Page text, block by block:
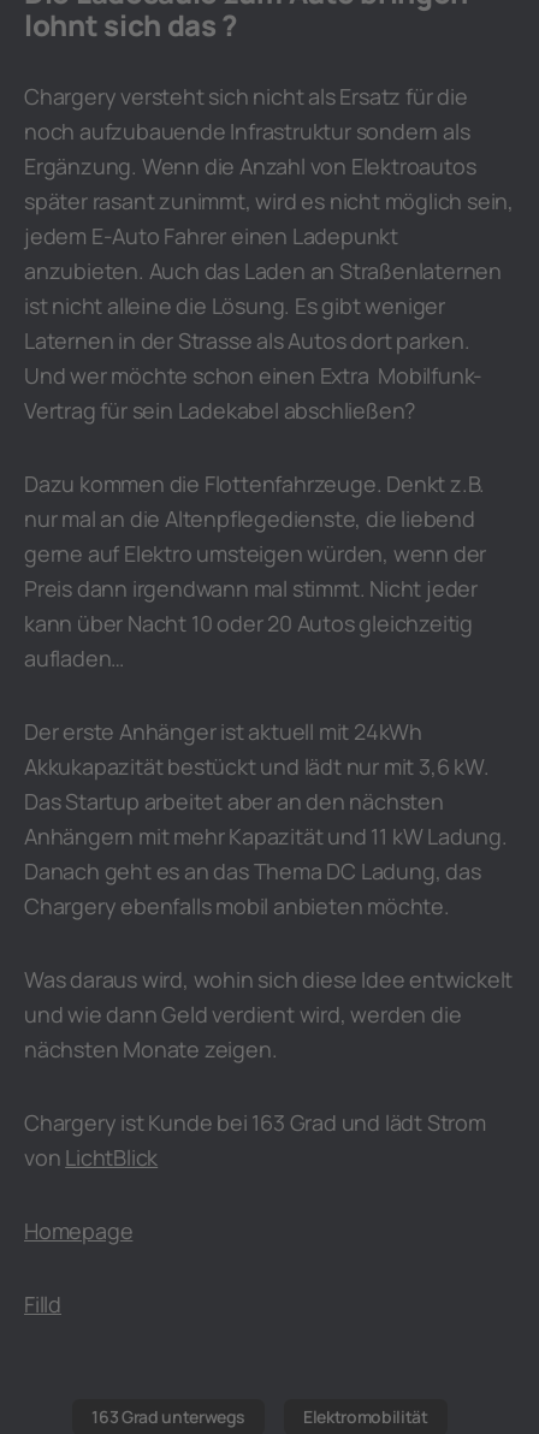
lohnt sich das ?
Chargery versteht sich nicht als Ersatz für die
noch aufzubauende Infrastruktur sondern als
Ergänzung. Wenn die Anzahl von Elektroautos
später rasant zunimmt, wird es nicht möglich sein,
jedem E-Auto Fahrer einen Ladepunkt
anzubieten. Auch das Laden an Straßenlaternen
ist nicht alleine die Lösung. Es gibt weniger
Laternen in der Strasse als Autos dort parken.
Und wer möchte schon einen Extra Mobilfunk-
Vertrag für sein Ladekabel abschließen?
Dazu kommen die Flottenfahrzeuge. Denkt z.B.
nur mal an die Altenpflegedienste, die liebend
gerne auf Elektro umsteigen würden, wenn der
Preis dann irgendwann mal stimmt. Nicht jeder
kann über Nacht 10 oder 20 Autos gleichzeitig
aufladen…
Der erste Anhänger ist aktuell mit 24kWh
Akkukapazität bestückt und lädt nur mit 3,6 kW.
Das Startup arbeitet aber an den nächsten
Anhängern mit mehr Kapazität und 11 kW Ladung.
Danach geht es an das Thema DC Ladung, das
Chargery ebenfalls mobil anbieten möchte.
Was daraus wird, wohin sich diese Idee entwickelt
und wie dann Geld verdient wird, werden die
nächsten Monate zeigen.
Chargery ist Kunde bei 163 Grad und lädt Strom
von LichtBlick
Homepage
Filld
163 Grad unterwegs Elektromobilität